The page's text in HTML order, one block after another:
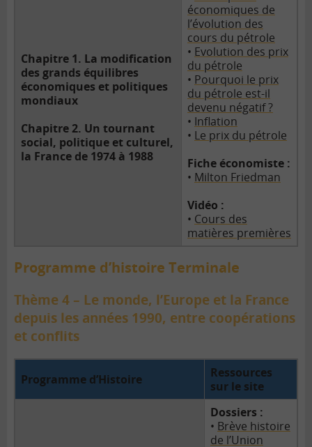
Chapitre 1. La modification
des grands équilibres
économiques et politiques
mondiaux
Chapitre 2. Un tournant
social, politique et culturel,
la France de 1974 à 1988
économiques de
l’évolution des
cours du pétrole
• Evolution des prix
du pétrole
• Pourquoi le prix
du pétrole est-il
devenu négatif ?
• Inflation
• Le prix du pétrole
Fiche économiste :
• Milton Friedman
Vidéo :
• Cours des
matières premières
Programme d’histoire Terminale
Thème 4 – Le monde, l’Europe et la France
depuis les années 1990, entre coopérations
et conflits
Programme d’Histoire
Ressources
sur le site
Dossiers :
• Brève histoire
de l’Union